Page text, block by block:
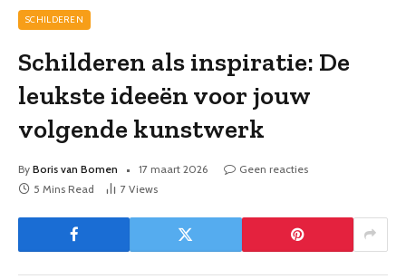
SCHILDEREN
Schilderen als inspiratie: De
leukste ideeën voor jouw
volgende kunstwerk
By Boris van Bomen 17 maart 2026
Geen reacties
5 Mins Read
7 Views